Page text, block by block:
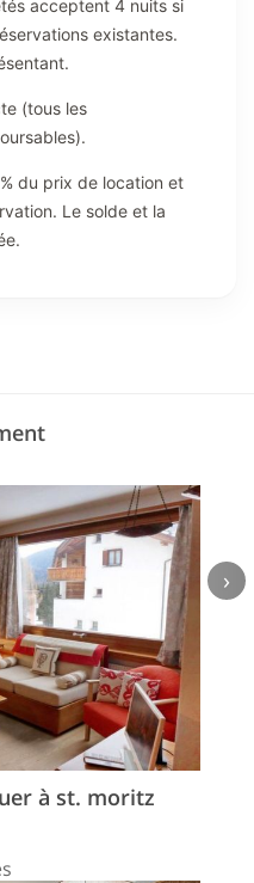
acceptent 4 nuits si
existantes.
(tous les
du prix de location et
Le solde et la
à st. moritz
›